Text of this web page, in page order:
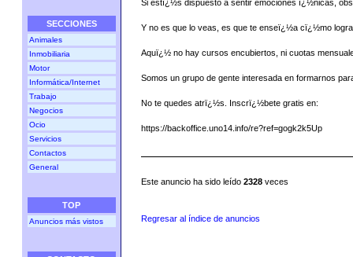
SECCIONES
Animales
Inmobiliaria
Motor
Informática/Internet
Trabajo
Negocios
Ocio
Servicios
Contactos
General
TOP
Anuncios más vistos
Si estï¿½s dispuesto a sentir emociones ï¿½nicas,
Y no es que lo veas, es que te enseï¿½a cï¿½mo
Aquï¿½ no hay cursos encubiertos, ni cuotas
Somos un grupo de gente interesada en formarnos
No te quedes atrï¿½s. Inscrï¿½bete gratis en:
https://backoffice.uno14.info/re?ref=gogk2k5Up
Este anuncio ha sido leído 2328 veces
Regresar al índice de anuncios